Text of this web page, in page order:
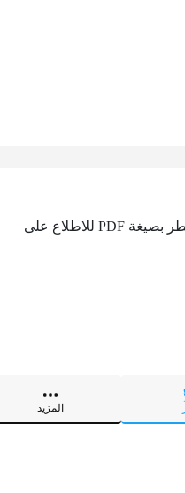
تتيح الهيئة العامة للنقل في دولة قطر للمواطنين والمقيمين إمكانية تحميل خريطة مترو قطر بصيغة PDF للاطلاع على
المزيد